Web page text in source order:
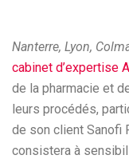
Nanterre, Lyon,
cabinet d’expertise
de la pharmacie et
leurs procédés,
de son client Sanofi
consistera à